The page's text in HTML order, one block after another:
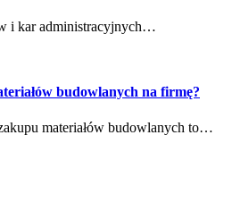
i kar administracyjnych…
budowlanych na firmę?
materiałów budowlanych to…